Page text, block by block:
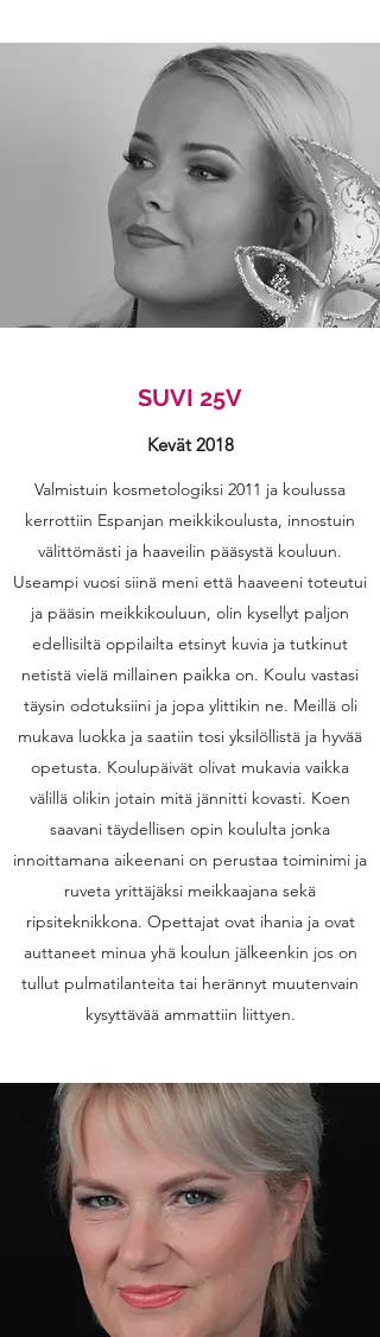
SUVI 25V
Kevät 2018
Valmistuin kosmetologiksi 2011 ja koulussa
kerrottiin Espanjan meikkikoulusta, innostuin
välittömästi ja haaveilin pääsystä kouluun.
Useampi vuosi siinä meni että haaveeni toteutui
ja pääsin meikkikouluun, olin kysellyt paljon
edellisiltä oppilailta etsinyt kuvia ja tutkinut
netistä vielä millainen paikka on. Koulu vastasi
täysin odotuksiini ja jopa ylittikin ne. Meillä oli
mukava luokka ja saatiin tosi yksilöllistä ja hyvää
opetusta. Koulupäivät olivat mukavia vaikka
välillä olikin jotain mitä jännitti kovasti. Koen
saavani täydellisen opin koululta jonka
innoittamana aikeenani on perustaa toiminimi ja
ruveta yrittäjäksi meikkaajana sekä
ripsiteknikkona. Opettajat ovat ihania ja ovat
auttaneet minua yhä koulun jälkeenkin jos on
tullut pulmatilanteita tai herännyt muutenvain
kysyttävää ammattiin liittyen.